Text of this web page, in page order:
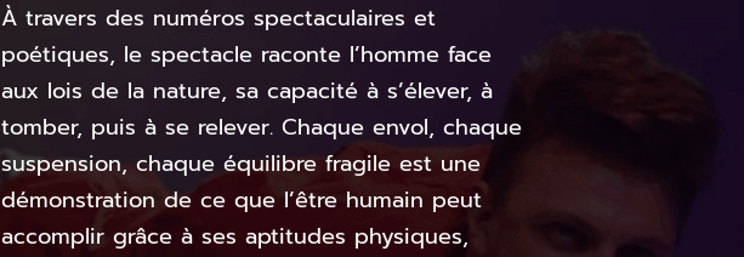
À travers des numéros spectaculaires et
poétiques, le spectacle raconte l’homme face
aux lois de la nature, sa capacité à s’élever, à
tomber, puis à se relever. Chaque envol, chaque
suspension, chaque équilibre fragile est une
démonstration de ce que l’être humain peut
accomplir grâce à ses aptitudes physiques,